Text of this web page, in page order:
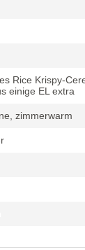
Rice Krispy-
einige EL extra
zimmerwarm